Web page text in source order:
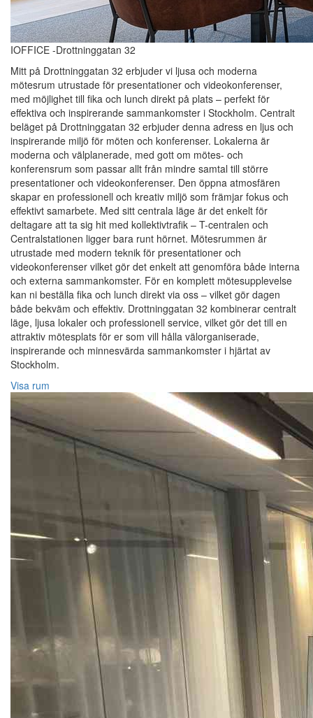
IOFFICE -Drottninggatan 32
Mitt på Drottninggatan 32 erbjuder vi ljusa och moderna
mötesrum utrustade för presentationer och videokonferenser,
med möjlighet till fika och lunch direkt på plats – perfekt för
effektiva och inspirerande sammankomster i Stockholm. Centralt
beläget på Drottninggatan 32 erbjuder denna adress en ljus och
inspirerande miljö för möten och konferenser. Lokalerna är
moderna och välplanerade, med gott om mötes- och
konferensrum som passar allt från mindre samtal till större
presentationer och videokonferenser. Den öppna atmosfären
skapar en professionell och kreativ miljö som främjar fokus och
effektivt samarbete. Med sitt centrala läge är det enkelt för
deltagare att ta sig hit med kollektivtrafik – T-centralen och
Centralstationen ligger bara runt hörnet. Mötesrummen är
utrustade med modern teknik för presentationer och
videokonferenser vilket gör det enkelt att genomföra både interna
och externa sammankomster. För en komplett mötesupplevelse
kan ni beställa fika och lunch direkt via oss – vilket gör dagen
både bekväm och effektiv. Drottninggatan 32 kombinerar centralt
läge, ljusa lokaler och professionell service, vilket gör det till en
attraktiv mötesplats för er som vill hålla välorganiserade,
inspirerande och minnesvärda sammankomster i hjärtat av
Stockholm.
Visa rum